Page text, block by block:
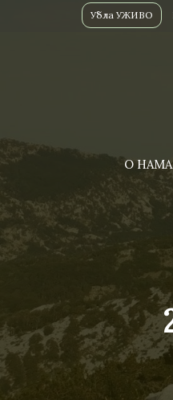
Убла УЖИВО
О НАМА